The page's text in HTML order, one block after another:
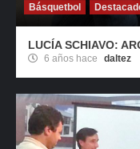
Básquetbol
LUCÍA SCHIAVO:
6 años hace daltez